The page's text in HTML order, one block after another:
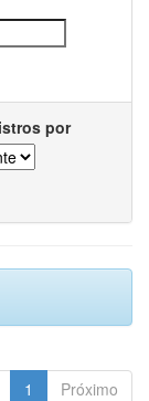
por
1 Próximo